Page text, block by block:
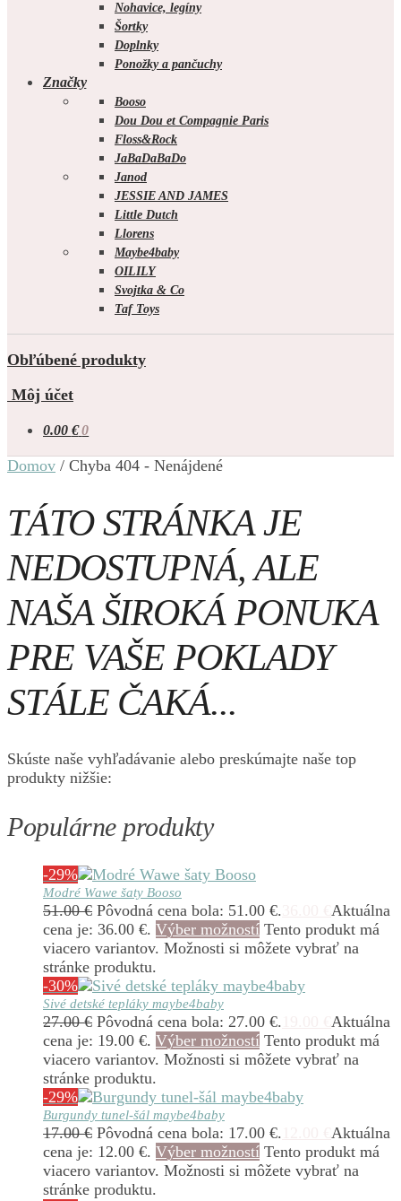
Nohavice, legíny
Šortky
Doplnky
Ponožky a pančuchy
Značky
Booso
Dou Dou et Compagnie Paris
Floss&Rock
JaBaDaBaDo
Janod
JESSIE AND JAMES
Little Dutch
Llorens
Maybe4baby
OILILY
Svojtka & Co
Taf Toys
Obľúbené produkty
Môj účet
0.00 € 0
Domov / Chyba 404 - Nenájdené
TÁTO STRÁNKA JE
NEDOSTUPNÁ, ALE
NAŠA ŠIROKÁ PONUKA
PRE VAŠE POKLADY
STÁLE ČAKÁ...
Skúste naše vyhľadávanie alebo preskúmajte naše top
produkty nižšie:
Populárne produkty
-29%
Modré Wawe šaty Booso
51.00€ Pôvodná cena bola: 51.00 €.
Aktuálna
cena je: 36.00 €. Výber možností Tento produkt má
viacero variantov. Možnosti si môžete vybrať na
stránke produktu.
-30%
Sivé detské tepláky maybe4baby
27.00€ Pôvodná cena bola: 27.00 €.
Aktuálna
cena je: 19.00 €. Výber možností Tento produkt má
viacero variantov. Možnosti si môžete vybrať na
stránke produktu.
-29%
Burgundy tunel-šál maybe4baby
17.00€ Pôvodná cena bola: 17.00 €.
Aktuálna
cena je: 12.00 €. Výber možností Tento produkt má
viacero variantov. Možnosti si môžete vybrať na
stránke produktu.